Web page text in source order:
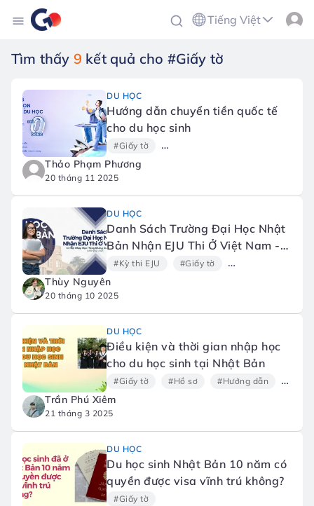
Tiếng Việt
Tìm thấy 9 kết quả cho #Giấy tờ
DU HỌC
Hướng dẫn chuyển tiền quốc tế
cho du học sinh
#Giấy tờ
Thảo Phạm Phương
20 tháng 11 2025
DU HỌC
Danh Sách Trường Đại Học Nhật
Bản Nhận EJU Thi Ở Việt Nam -
Không Qua Trường Tiếng (Mới
nhất 2025)
#Kỳ thi EJU #Giấy tờ #Trường tiếng
Thùy Nguyên
20 tháng 10 2025
DU HỌC
Điều kiện và thời gian nhập học
cho du học sinh tại Nhật Bản
#Giấy tờ #Hồ sơ #Hướng dẫn
Trần Phú Xiêm
21 tháng 3 2025
DU HỌC
Du học sinh Nhật Bản 10 năm có
quyền được visa vĩnh trú không?
#Giấy tờ